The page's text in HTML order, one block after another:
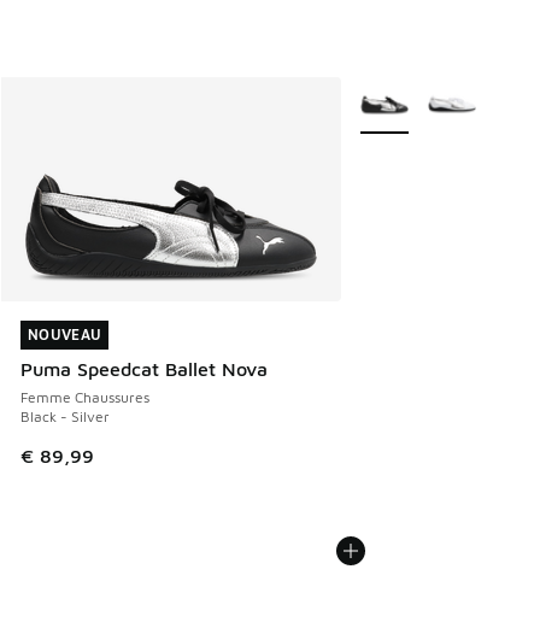
NOUVEAU
Puma Speedcat Ballet Nova
Femme Chaussures
Black - Silver
€ 89,99
NOUVEAU
Plus de couleurs